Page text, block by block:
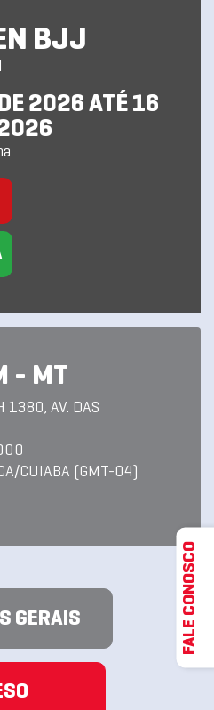
BJJ
2026 ATÉ 16
2026
- MT
1380, AV. DAS
CUIABA (GMT-04)
GERAIS FALE CONOSCO